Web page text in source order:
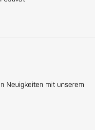
Neuigkeiten mit unserem